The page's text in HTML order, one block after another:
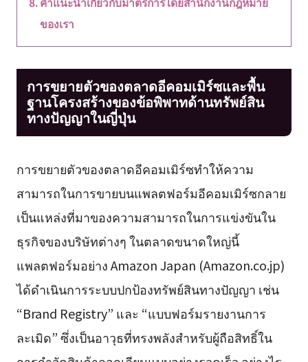
ของเรา
การขยายตัวของตลาดอีคอมเมิร์ซและพื้น
ฐานโครงสร้างของข้อพิพาทด้านทรัพย์สิน
ทางปัญญาในญี่ปุ่น
การขยายตัวของตลาดอีคอมเมิร์ซทำให้ความ
สามารถในการขายบนแพลตฟอร์มอีคอมเมิร์ซกลาย
เป็นแหล่งที่มาของความสามารถในการแข่งขันใน
ธุรกิจของบริษัทต่างๆ ในตลาดขนาดใหญ่นี้
แพลตฟอร์มอย่าง Amazon Japan (Amazon.co.jp)
ได้ดำเนินการระบบปกป้องทรัพย์สินทางปัญญา เช่น
“Brand Registry” และ “แบบฟอร์มรายงานการ
ละเมิด” ซึ่งเป็นอาวุธที่ทรงพลังสำหรับผู้ถือสิทธิ์ใน